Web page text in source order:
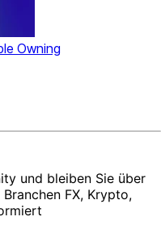
Owning
und bleiben Sie über
FX, Krypto,